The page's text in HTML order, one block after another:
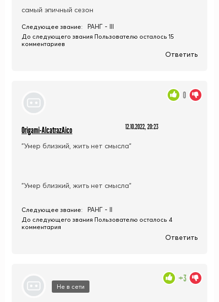
самый эпичный сезон
Следующее звание: РАНГ - III
До следующего звания Пользователю осталось 15
комментариев
Ответить
Origami-AlcatrazAico 12.10.2022, 20:23
"Умер близкий, жить нет смысла"
"Умер близкий, жить нет смысла"
0
Следующее звание: РАНГ - II
До следующего звания Пользователю осталось 4
комментария
Ответить
Не в сети
+3